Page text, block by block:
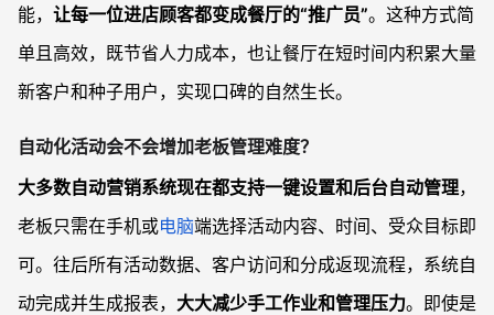
能， 让每一位进店顾客都变成餐厅的“推广员”。这种方式简
单且高效，既节省人力成本，也让餐厅在短时间内积累大量
新客户和种子用户，实现口碑的自然生长。
自动化活动会不会增加老板管理难度？
大多数自动营销系统现在都支持一键设置和后台自动管理，
老板只需在手机或电脑端选择活动内容、时间、受众目标即
可。往后所有活动数据、客户访问和分成返现流程，系统自
动完成并生成报表， 大大减少手工作业和管理压力。即使是